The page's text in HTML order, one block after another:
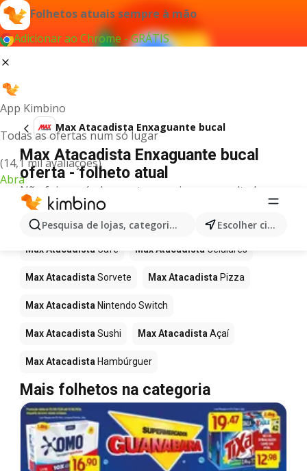
Folhetos atuais sempre à mão
Adicionar ao Chrome - GRÁTIS
App Kimbino
Todas as ofertas num só lugar
(14,1 mil avaliações)
Abra
Pesquisa de lojas, categorias,produtos... Escolher cidade
Max Atacadista Enxaguante bucal
Max Atacadista Enxaguante bucal
oferta - folheto atual
Não foi possível encontrar quaisquer resultados
para este termo.
Mais produtos em Max Atacadista
Max Atacadista Café Max Atacadista Celulares
Max Atacadista Sorvete Max Atacadista Pizza
Max Atacadista Nintendo Switch
Max Atacadista Sushi Max Atacadista Açaí
Max Atacadista Hambúrguer
Mais folhetos na categoria